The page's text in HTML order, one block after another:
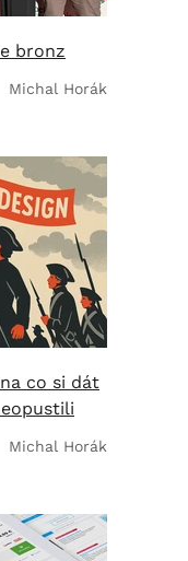
bronz
Michal Horák
co si dát
Michal Horák